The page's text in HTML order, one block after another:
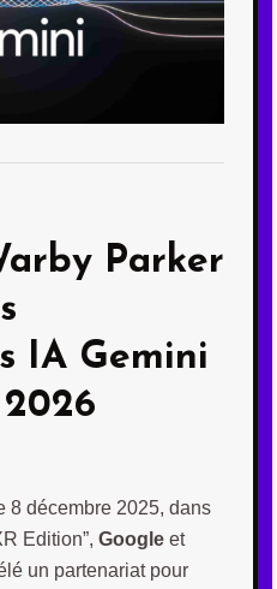
Parker
IA Gemini
8 décembre 2025, dans
Edition”, Google et
un partenariat pour